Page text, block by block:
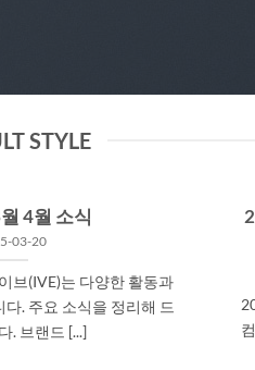
STYLE
4월 소식
03-20
브(IVE)는 다양한 활동과
. 주요 소식을 정리해 드
.​ 브랜드 [...]